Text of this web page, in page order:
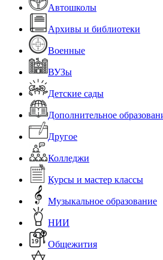
Автошколы
Архивы и библиотеки
Военные
ВУЗы
Детские сады
Дополнительное
Другое
Колледжи
Курсы и мастер классы
Музыкальное образование
НИИ
Общежития